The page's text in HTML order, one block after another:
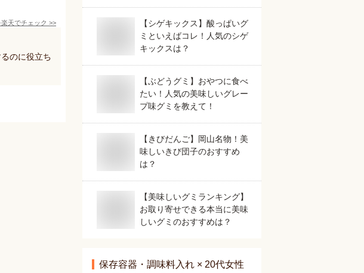
楽天でチェック >>
のに役立ち
【シゲキックス】酸っぱいグ
ミといえばコレ！人気のシゲ
キックスは？
【ぶどうグミ】おやつに食べ
たい！人気の美味しいグレー
プ味グミを教えて！
【きびだんご】岡山名物！美
味しいきび団子のおすすめ
は？
【美味しいグミランキング】
お取り寄せできる本当に美味
しいグミのおすすめは？
保存容器・調味料入れ × 20代女性